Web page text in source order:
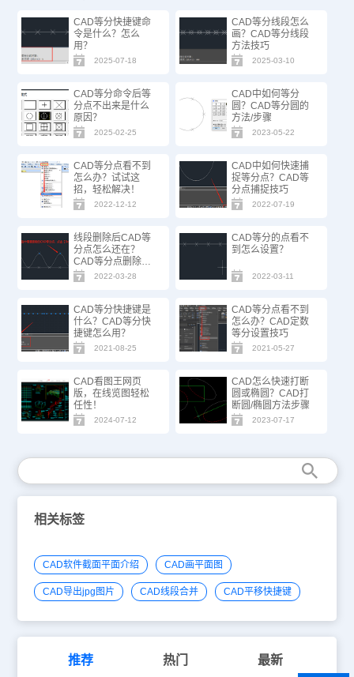
CAD等分快捷键命
令是什么？怎么
用？
2025-07-18
CAD等分线段怎么
画？CAD等分线段
方法技巧
2025-03-10
CAD等分命令后等
分点不出来是什么
原因？
2025-02-25
CAD中如何等分
圆？CAD等分圆的
方法/步骤
2023-05-22
CAD等分点看不到
怎么办？试试这
招，轻松解决！
2022-12-12
CAD中如何快速捕
捉等分点？CAD等
分点捕捉技巧
2022-07-19
线段删除后CAD等
分点怎么还在？
CAD等分点删除教
程
2022-03-28
CAD等分的点看不
到怎么设置？
2022-03-11
CAD等分快捷键是
什么？CAD等分快
捷键怎么用？
2021-08-25
CAD等分点看不到
怎么办？CAD定数
等分设置技巧
2021-05-27
CAD看图王网页
版，在线览图轻松
任性！
2024-07-12
CAD怎么快速打断
圆或椭圆？CAD打
断圆/椭圆方法步骤
2023-07-17
相关标签
CAD软件截面平面介绍 CAD画平面图
CAD导出jpg图片 CAD线段合并 CAD平移快捷键
推荐 热门 最新